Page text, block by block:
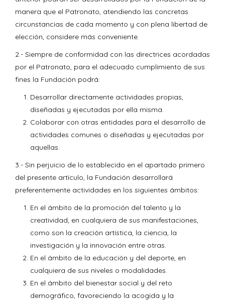
manera que el Patronato, atendiendo las concretas
circunstancias de cada momento y con plena libertad de
elección, considere más conveniente.
2.- Siempre de conformidad con las directrices acordadas
por el Patronato, para el adecuado cumplimiento de sus
fines la Fundación podrá:
Desarrollar directamente actividades propias,
diseñadas y ejecutadas por ella misma.
Colaborar con otras entidades para el desarrollo de
actividades comunes o diseñadas y ejecutadas por
aquellas.
3.- Sin perjuicio de lo establecido en el apartado primero
del presente artículo, la Fundación desarrollará
preferentemente actividades en los siguientes ámbitos:
En el ámbito de la promoción del talento y la
creatividad, en cualquiera de sus manifestaciones,
como son la creación artística, la ciencia, la
investigación y la innovación entre otras.
En el ámbito de la educación y del deporte, en
cualquiera de sus niveles o modalidades.
En el ámbito del bienestar social y del reto
demográfico, favoreciendo la acogida y la